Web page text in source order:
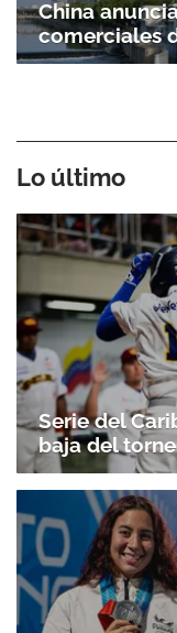
China
comerciales
Lo último
Serie del
baja del